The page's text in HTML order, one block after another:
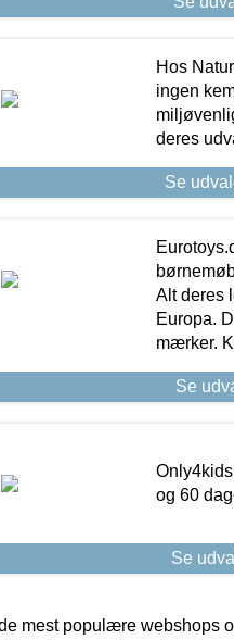
Hos
ingen
deres
Se
Alt deres
Europa.
mærker.
Se
og 60
Se
mest populære webshops